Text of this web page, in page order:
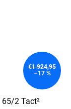
€1 924,95
–17 %
65/2 Tact²